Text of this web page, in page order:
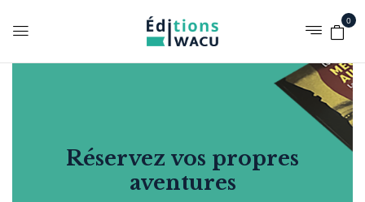
0
Réservez vos propres
aventures